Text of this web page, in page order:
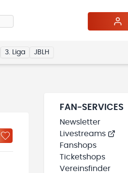
3. Liga JBLH
FAN-SERVICES
Newsletter
Livestreams
Fanshops
Ticketshops
Vereinsfinder